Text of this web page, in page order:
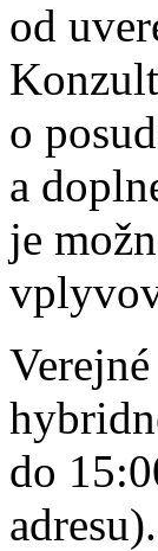
od
o
a
je
do